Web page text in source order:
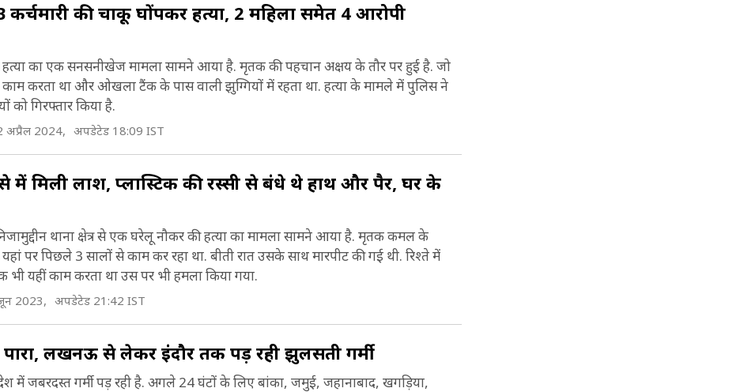
की चाकू घोंपकर हत्या, 2 महिला समेत 4 आरोपी
हत्या का एक सनसनीखेज मामला सामने आया है. मृतक की पहचान अक्षय के तौर पर हुई है. जो
काम करता था और ओखला टैंक के पास वाली झुग्गियों में रहता था. हत्या के मामले में पुलिस ने
को गिरफ्तार किया है.
अप्रैल 2024, अपडेटेड 18:09 IST
मिली लाश, प्लास्टिक की रस्सी से बंधे थे हाथ और पैर, घर के
थाना क्षेत्र से एक घरेलू नौकर की हत्या का मामला सामने आया है. मृतक कमल के
पर पिछले 3 सालों से काम कर रहा था. बीती रात उसके साथ मारपीट की गई थी. रिश्ते में
यहीं काम करता था उस पर भी हमला किया गया.
2023, अपडेटेड 21:42 IST
पारा, लखनऊ से लेकर इंदौर तक पड़ रही झुलसती गर्मी
जबरदस्त गर्मी पड़ रही है. अगले 24 घंटों के लिए बांका, जमुई, जहानाबाद, खगड़िया,